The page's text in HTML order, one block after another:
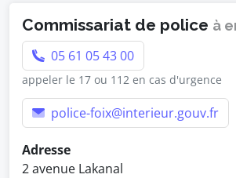
Commissariat de police à
05 61 05 43 00
appeler le 17 ou 112 en cas d'urgence
police-foix@interieur.gouv.fr
Adresse
2 avenue Lakanal